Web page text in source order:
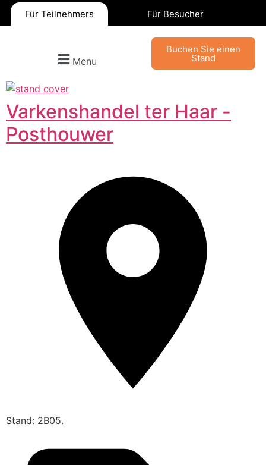
Für Teilnehmers Für Besucher
Menu
Buchen Sie einen
Stand
Varkenshandel ter Haar -
Posthouwer
Stand: 2B05.